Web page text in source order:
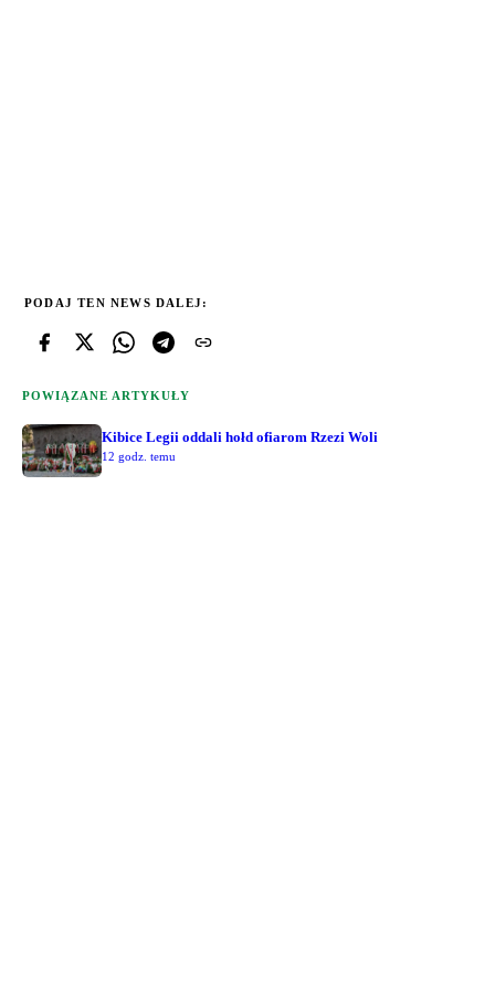
PODAJ TEN NEWS DALEJ:
POWIĄZANE ARTYKUŁY
Kibice Legii oddali hołd ofiarom Rzezi Woli
12 godz. temu